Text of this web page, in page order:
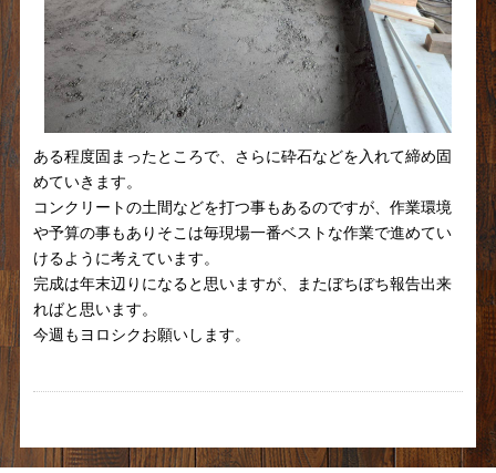
ある程度固まったところで、さらに砕石などを入れて締め固
めていきます。
コンクリートの土間などを打つ事もあるのですが、作業環境
や予算の事もありそこは毎現場一番ベストな作業で進めてい
けるように考えています。
完成は年末辺りになると思いますが、またぼちぼち報告出来
ればと思います。
今週もヨロシクお願いします。